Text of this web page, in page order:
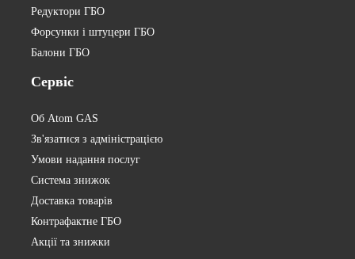
Редуктори ГБО
Форсунки і штуцери ГБО
Балони ГБО
Сервіс
Об Atom GAS
Зв'язатися з адміністрацією
Умови надання послуг
Система знижок
Доставка товарів
Контрафактне ГБО
Акції та знижки